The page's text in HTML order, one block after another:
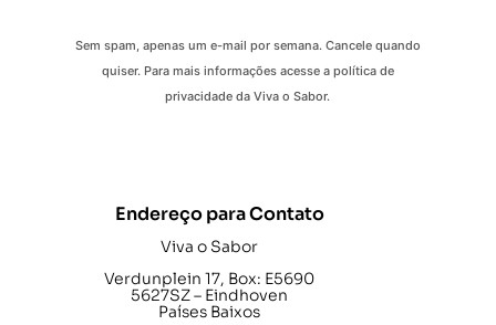
Sem spam, apenas um e-mail por semana. Cancele quando
quiser. Para mais informações acesse a política de
privacidade da Viva o Sabor.
Endereço para Contato
Viva o Sabor
Verdunplein 17, Box: E5690
5627SZ – Eindhoven
Países Baixos